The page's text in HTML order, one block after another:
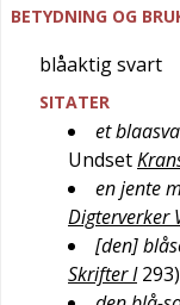
BETYDNING OG
blåaktig svart
SITATER
et
Undset
en jente
Digterverker
[den]
Skrifter I 293)